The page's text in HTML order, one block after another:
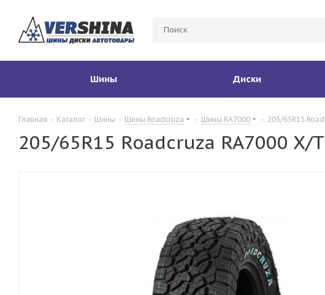
Шины Диски
Главная - Каталог - Шины - Шины Roadcruza - Шины RA7000 - 205/65R15
205/65R15 Roadcruza RA7000 X/